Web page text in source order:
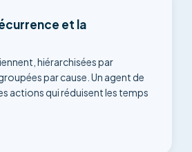
et la
hiérarchisées par
par cause. Un agent de
actions qui réduisent les temps